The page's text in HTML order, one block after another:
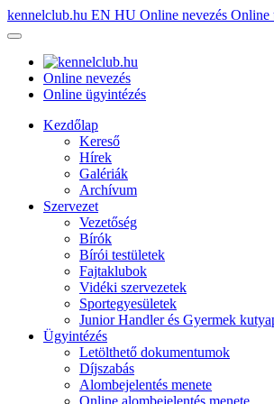
kennelclub.hu EN HU Online nevezés Online
Online nevezés
Online ügyintézés
Kezdőlap
Kereső
Hírek
Galériák
Archívum
Szervezet
Vezetőség
Bírók
Bírói testületek
Fajtaklubok
Vidéki szervezetek
Sportegyesületek
Junior Handler és Gyermek
Ügyintézés
Letölthető dokumentumok
Díjszabás
Alombejelentés menete
Online alombejelentés menete